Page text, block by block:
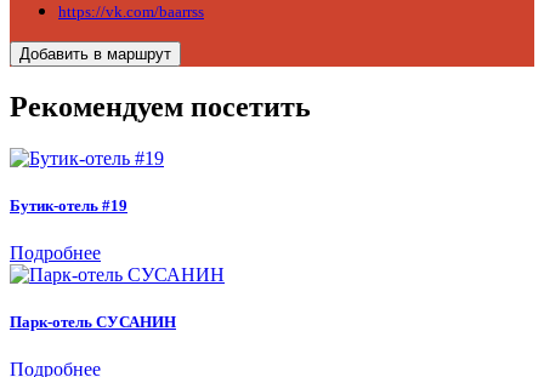
https://vk.com/baarrss
Добавить в маршрут
Рекомендуем посетить
Бутик-отель #19
Подробнее
Парк-отель СУСАНИН
Подробнее